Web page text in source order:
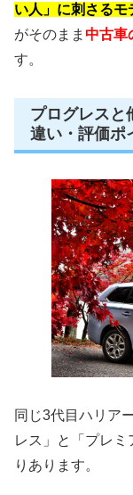
い人」に刺さるモ
がそのまま 中古車
す。
プログレスと
違い・評価ポ
同じ3代目ハリア
レス」と「プレ
りあります。